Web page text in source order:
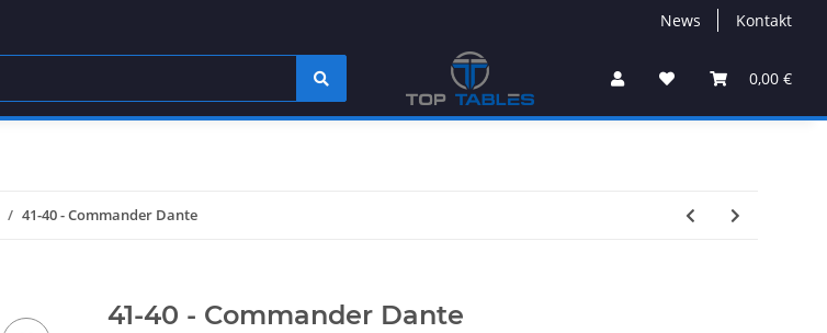
News Kontakt
0,00 €
41-40 - Commander Dante
41-40 - Commander Dante